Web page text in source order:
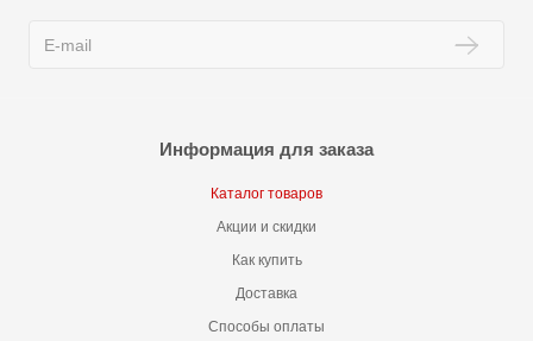
Информация для заказа
Каталог товаров
Акции и скидки
Как купить
Доставка
Способы оплаты